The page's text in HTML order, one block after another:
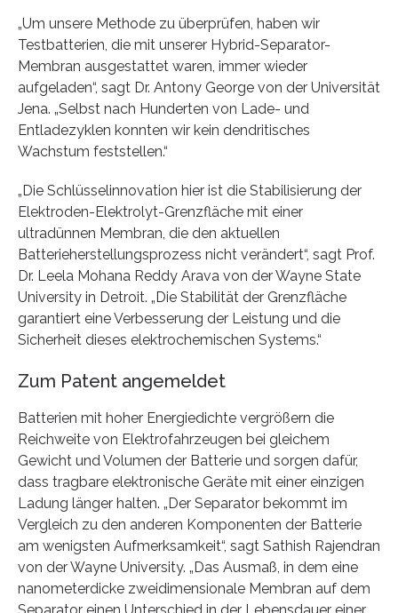
„Um unsere Methode zu überprüfen, haben wir
Testbatterien, die mit unserer Hybrid-Separator-
Membran ausgestattet waren, immer wieder
aufgeladen“, sagt Dr. Antony George von der Universität
Jena. „Selbst nach Hunderten von Lade- und
Entladezyklen konnten wir kein dendritisches
Wachstum feststellen.“
„Die Schlüsselinnovation hier ist die Stabilisierung der
Elektroden-Elektrolyt-Grenzfläche mit einer
ultradünnen Membran, die den aktuellen
Batterieherstellungsprozess nicht verändert“, sagt Prof.
Dr. Leela Mohana Reddy Arava von der Wayne State
University in Detroit. „Die Stabilität der Grenzfläche
garantiert eine Verbesserung der Leistung und die
Sicherheit dieses elektrochemischen Systems.“
Zum Patent angemeldet
Batterien mit hoher Energiedichte vergrößern die
Reichweite von Elektrofahrzeugen bei gleichem
Gewicht und Volumen der Batterie und sorgen dafür,
dass tragbare elektronische Geräte mit einer einzigen
Ladung länger halten. „Der Separator bekommt im
Vergleich zu den anderen Komponenten der Batterie
am wenigsten Aufmerksamkeit“, sagt Sathish Rajendran
von der Wayne University. „Das Ausmaß, in dem eine
nanometerdicke zweidimensionale Membran auf dem